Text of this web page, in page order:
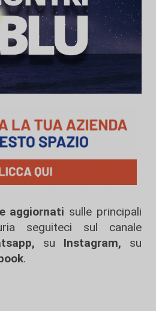
aggiornati sulle principali
seguiteci sul canale
su Instagram, su
.